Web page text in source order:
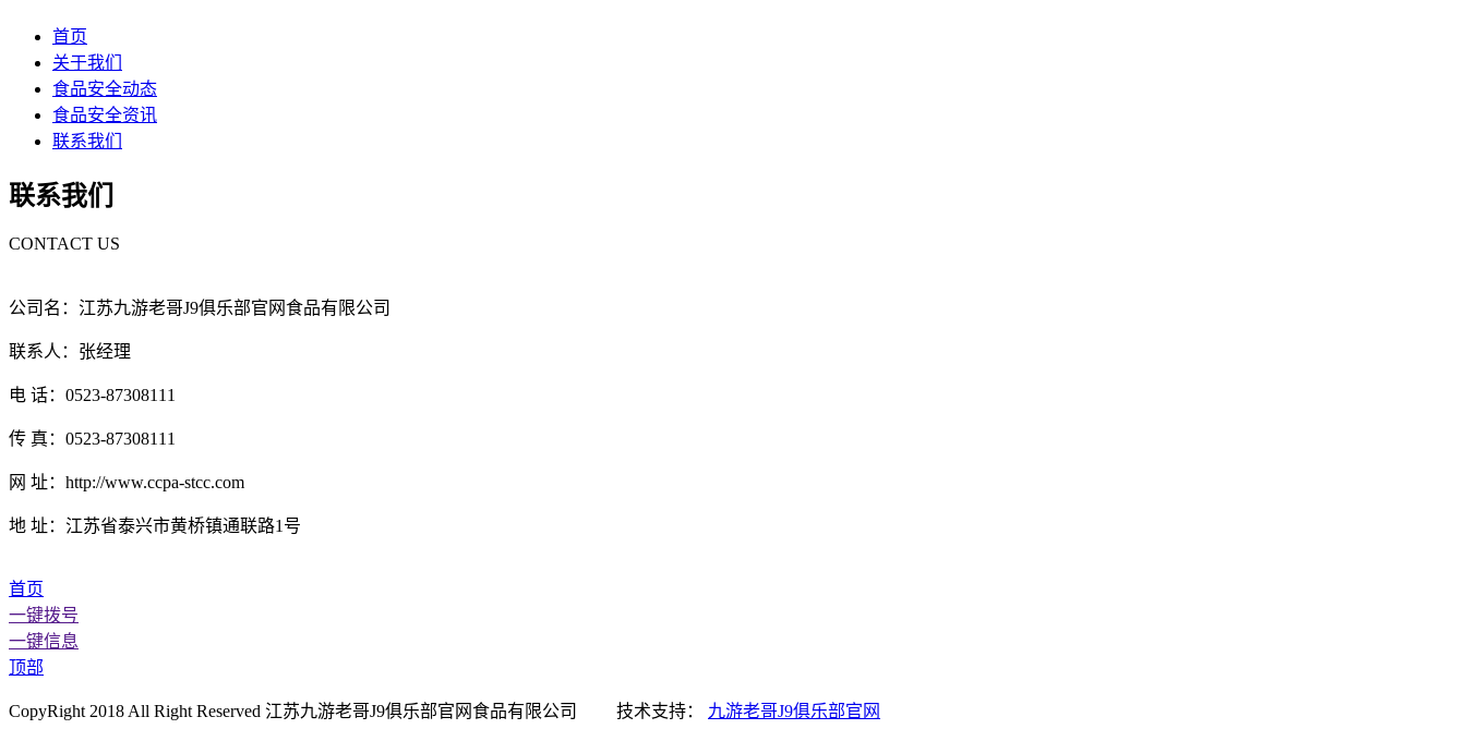
首页
关于我们
食品安全动态
食品安全资讯
联系我们
联系我们
CONTACT US
公司名：江苏九游老哥J9俱乐部官网食品有限公司
联系人：张经理
电 话：0523-87308111
传 真：0523-87308111
网 址：http://www.ccpa-stcc.com
地 址：江苏省泰兴市黄桥镇通联路1号
首页
一键拨号
一键信息
顶部
CopyRight 2018 All Right Reserved 江苏九游老哥J9俱乐部官网食品有限公司 技术支持： 九游老哥J9俱乐部官网